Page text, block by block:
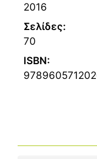
2016
Σελίδες:
70
ISBN: